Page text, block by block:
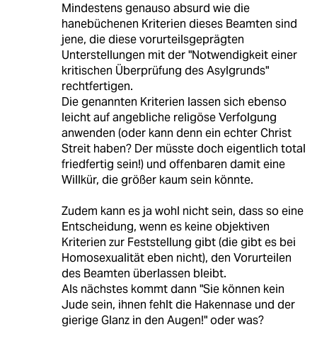
Mindestens genauso absurd wie die
hanebüchenen Kriterien dieses Beamten sind
jene, die diese vorurteilsgeprägten
Unterstellungen mit der "Notwendigkeit einer
kritischen Überprüfung des Asylgrunds"
rechtfertigen.
Die genannten Kriterien lassen sich ebenso
leicht auf angebliche religöse Verfolgung
anwenden (oder kann denn ein echter Christ
Streit haben? Der müsste doch eigentlich total
friedfertig sein!) und offenbaren damit eine
Willkür, die größer kaum sein könnte.
Zudem kann es ja wohl nicht sein, dass so eine
Entscheidung, wenn es keine objektiven
Kriterien zur Feststellung gibt (die gibt es bei
Homosexualität eben nicht), den Vorurteilen
des Beamten überlassen bleibt.
Als nächstes kommt dann "Sie können kein
Jude sein, ihnen fehlt die Hakennase und der
gierige Glanz in den Augen!" oder was?